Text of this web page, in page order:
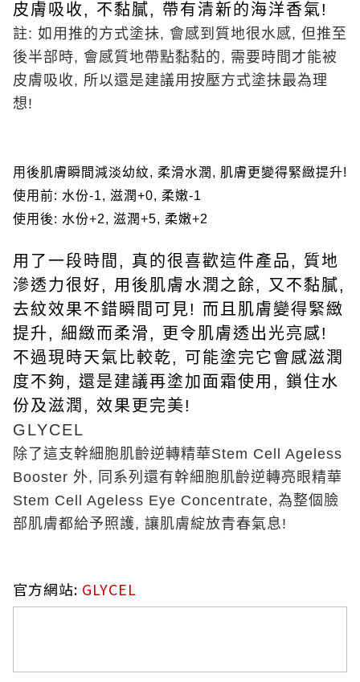
皮膚吸收, 不黏膩, 帶有清新的海洋香氣!
註: 如用推的方式塗抺, 會感到質地很水感, 但推至
後半部時, 會感質地帶點黏黏的, 需要時間才能被
皮膚吸收, 所以還是建議用按壓方式塗抺最為理
想!
用後肌膚瞬間減淡幼紋, 柔滑水潤 , 肌膚更變得緊緻提升!
使用前: 水份-1, 滋潤+0, 柔嫩-1
使用後: 水份+2, 滋潤+5, 柔嫩+2
用了一段時間 , 真的很喜歡這件產品, 質地
滲透力很好, 用後肌膚水潤之餘, 又不黏膩,
去紋效果不錯瞬間可見! 而且肌膚變得緊緻
提升, 細緻而柔滑, 更令肌膚透出光亮感!
不過現時天氣比較乾, 可能塗完它會感滋潤
度不夠, 還是建議再塗加面霜使用 , 鎖住水
份及滋潤 , 效果更完美!
GLYCEL
除了這支幹細胞肌齡逆轉精華Stem Cell Ageless
Booster 外, 同系列還有幹細胞肌齡逆轉亮眼精華
Stem Cell Ageless Eye Concentrate, 為整個臉
部肌膚都給予照護, 讓肌膚綻放青春氣息!
官方網站: GLYCEL